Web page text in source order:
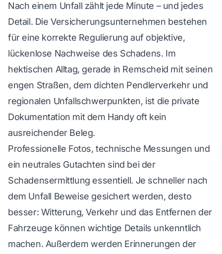
Nach einem Unfall zählt jede Minute – und jedes
Detail. Die Versicherungsunternehmen bestehen
für eine korrekte Regulierung auf objektive,
lückenlose Nachweise des Schadens. Im
hektischen Alltag, gerade in Remscheid mit seinen
engen Straßen, dem dichten Pendlerverkehr und
regionalen Unfallschwerpunkten, ist die private
Dokumentation mit dem Handy oft kein
ausreichender Beleg.
Professionelle Fotos, technische Messungen und
ein neutrales Gutachten sind bei der
Schadensermittlung essentiell. Je schneller nach
dem Unfall Beweise gesichert werden, desto
besser: Witterung, Verkehr und das Entfernen der
Fahrzeuge können wichtige Details unkenntlich
machen. Außerdem werden Erinnerungen der